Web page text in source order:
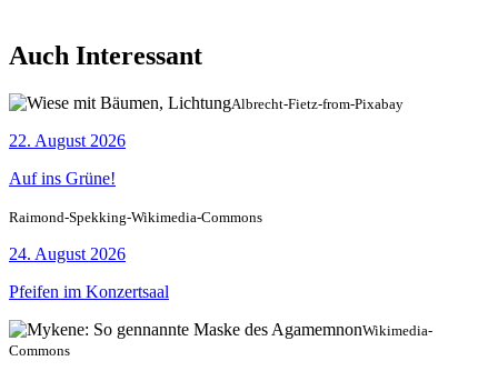
Auch Interessant
Albrecht-Fietz-from-Pixabay
22. August 2026
Auf ins Grüne!
Raimond-Spekking-Wikimedia-Commons
24. August 2026
Pfeifen im Konzertsaal
Wikimedia-
Commons